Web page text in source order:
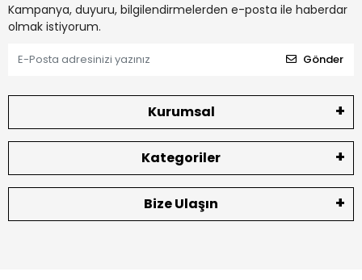
Kampanya, duyuru, bilgilendirmelerden e-posta ile haberdar
olmak istiyorum.
Gönder
Kurumsal
Kategoriler
Bize Ulaşın